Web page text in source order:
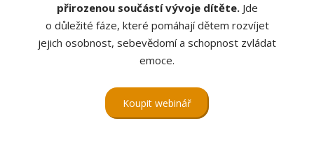
přirozenou součástí vývoje dítěte.Jde
o důležité fáze, které pomáhají dětem rozvíjet
jejich osobnost, sebevědomí a schopnost zvládat
emoce.
Koupit webinář